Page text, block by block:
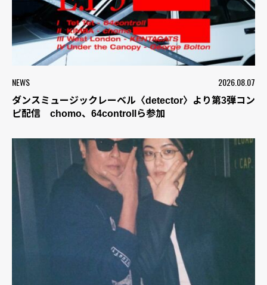
NEWS 2026.08.07
ダンスミュージックレーベル〈detector〉より第3弾コン
ピ配信 chomo、64controllら参加